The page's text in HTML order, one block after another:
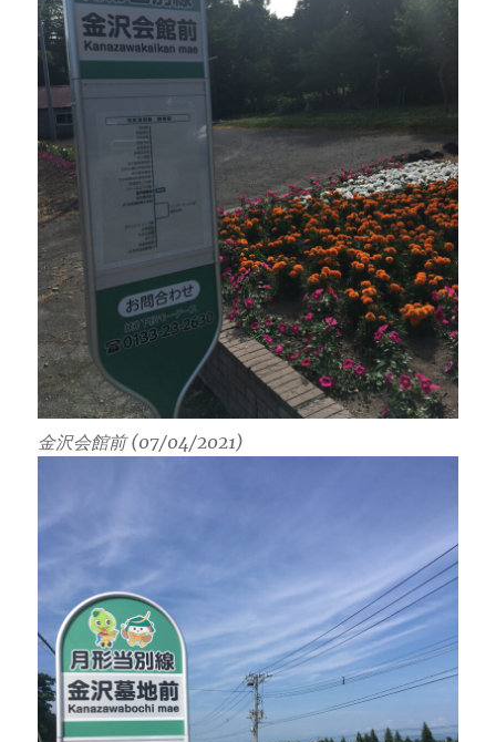
金沢会館前 (07/04/2021)